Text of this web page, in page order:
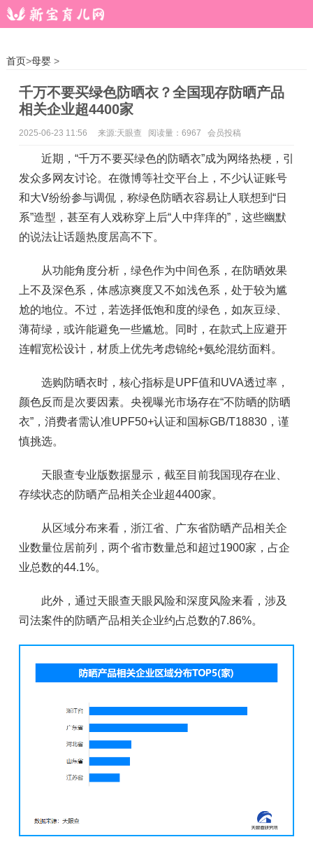
首页>母婴>
千万不要买绿色防晒衣？全国现存防晒产品
相关企业超4400家
2025-06-23 11:56 来源:天眼查 阅读量：6967 会员投稿
近期，“千万不要买绿色的防晒衣”成为网络热梗，引
发众多网友讨论。在微博等社交平台上，不少认证账号
和大V纷纷参与调侃，称绿色防晒衣容易让人联想到“日
系”造型，甚至有人戏称穿上后“人中痒痒的”，这些幽默
的说法让话题热度居高不下。
从功能角度分析，绿色作为中间色系，在防晒效果
上不及深色系，体感凉爽度又不如浅色系，处于较为尴
尬的地位。不过，若选择低饱和度的绿色，如灰豆绿、
薄荷绿，或许能避免一些尴尬。同时，在款式上应避开
连帽宽松设计，材质上优先考虑锦纶+氨纶混纺面料。
选购防晒衣时，核心指标是UPF值和UVA透过率，
颜色反而是次要因素。央视曝光市场存在“不防晒的防晒
衣”，消费者需认准UPF50+认证和国标GB/T18830，谨
慎挑选。
天眼查专业版数据显示，截至目前我国现存在业、
存续状态的防晒产品相关企业超4400家。
从区域分布来看，浙江省、广东省防晒产品相关企
业数量位居前列，两个省市数量总和超过1900家，占企
业总数的44.1%。
此外，通过天眼查天眼风险和深度风险来看，涉及
司法案件的防晒产品相关企业约占总数的7.86%。